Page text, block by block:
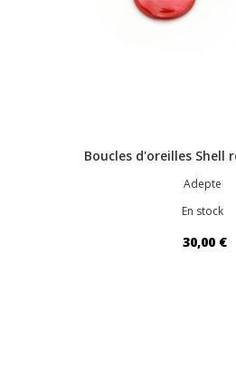
Boucles d'oreilles Shell
Adepte
En stock
30,00 €